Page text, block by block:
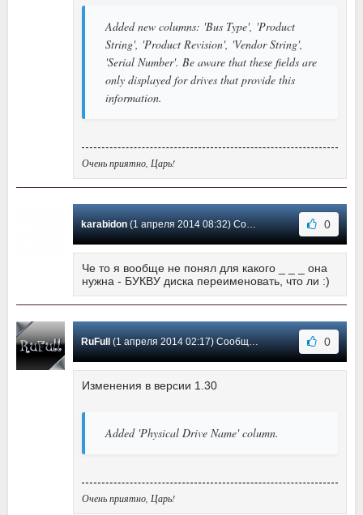
Added new columns: 'Bus Type', 'Product
String', 'Product Revision', 'Vendor String',
'Serial Number'. Be aware that these fields are
only displayed for drives that provide this
information.
Очень приятно, Царь!
karabidon(1 апреля 2014 08:32) Сообщение #0 0
Че то я вообще не понял для какого _ _ _ она
нужна - БУКВУ диска переименовать, что ли :)
RuFull (1 апреля 2014 02:17) Сообщение #-1 0
Изменения в версии 1.30
Added 'Physical Drive Name' column.
Очень приятно, Царь!